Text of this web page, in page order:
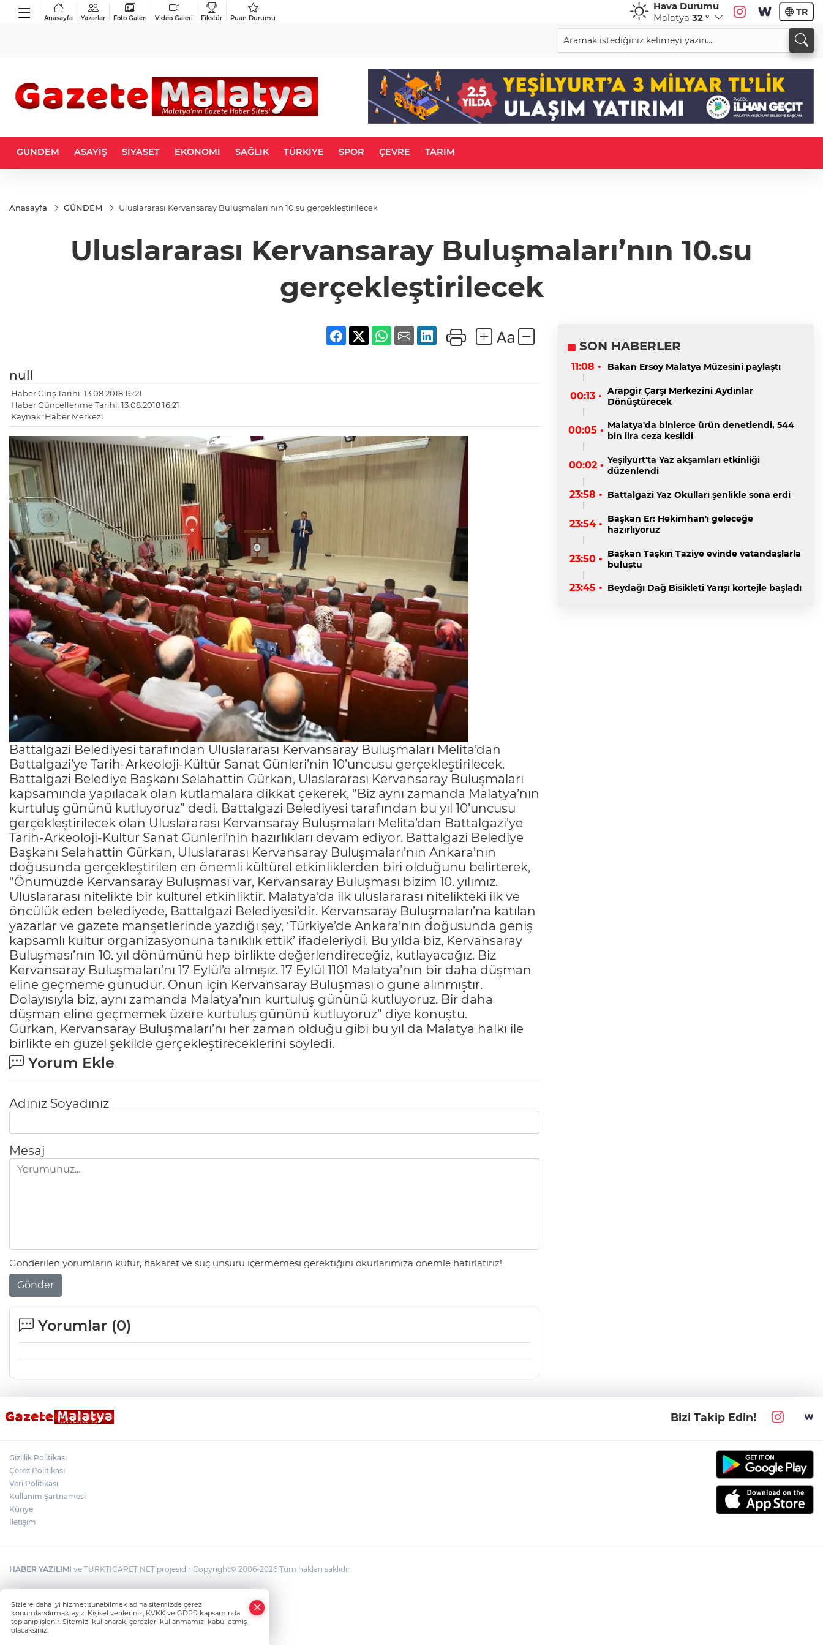
Anasayfa Yazarlar Foto Galeri Video Galeri Fikstür Puan Durumu
Hava Durumu
Malatya 32 ° TR
GÜNDEM ASAYİŞ SİYASET EKONOMİ SAĞLIK TÜRKİYE SPOR ÇEVRE TARIM
Anasayfa GÜNDEM Uluslararası Kervansaray Buluşmaları’nın 10.su gerçekleştirilecek
Uluslararası Kervansaray Buluşmaları’nın 10.su
gerçekleştirilecek
null
Haber Giriş Tarihi: 13.08.2018 16:21
Haber Güncellenme Tarihi: 13.08.2018 16:21
Kaynak: Haber Merkezi
Battalgazi Belediyesi tarafından Uluslararası Kervansaray Buluşmaları Melita’dan
Battalgazi’ye Tarih-Arkeoloji-Kültür Sanat Günleri’nin 10’uncusu gerçekleştirilecek.
Battalgazi Belediye Başkanı Selahattin Gürkan, Ulaslararası Kervansaray Buluşmaları
kapsamında yapılacak olan kutlamalara dikkat çekerek, “Biz aynı zamanda Malatya’nın
kurtuluş gününü kutluyoruz” dedi. Battalgazi Belediyesi tarafından bu yıl 10’uncusu
gerçekleştirilecek olan Uluslararası Kervansaray Buluşmaları Melita’dan Battalgazi’ye
Tarih-Arkeoloji-Kültür Sanat Günleri’nin hazırlıkları devam ediyor. Battalgazi Belediye
Başkanı Selahattin Gürkan, Uluslararası Kervansaray Buluşmaları’nın Ankara’nın
doğusunda gerçekleştirilen en önemli kültürel etkinliklerden biri olduğunu belirterek,
“Önümüzde Kervansaray Buluşması var, Kervansaray Buluşması bizim 10. yılımız.
Uluslararası nitelikte bir kültürel etkinliktir. Malatya’da ilk uluslararası nitelikteki ilk ve
öncülük eden belediyede, Battalgazi Belediyesi’dir. Kervansaray Buluşmaları’na katılan
yazarlar ve gazete manşetlerinde yazdığı şey, ‘Türkiye’de Ankara’nın doğusunda geniş
kapsamlı kültür organizasyonuna tanıklık ettik’ ifadeleriydi. Bu yılda biz, Kervansaray
Buluşması’nın 10. yıl dönümünü hep birlikte değerlendireceğiz, kutlayacağız. Biz
Kervansaray Buluşmaları’nı 17 Eylül’e almışız. 17 Eylül 1101 Malatya’nın bir daha düşman
eline geçmeme günüdür. Onun için Kervansaray Buluşması o güne alınmıştır.
Dolayısıyla biz, aynı zamanda Malatya’nın kurtuluş gününü kutluyoruz. Bir daha
düşman eline geçmemek üzere kurtuluş gününü kutluyoruz” diye konuştu.
Gürkan, Kervansaray Buluşmaları’nı her zaman olduğu gibi bu yıl da Malatya halkı ile
birlikte en güzel şekilde gerçekleştireceklerini söyledi.
Yorum Ekle
Adınız Soyadınız
Mesaj
Gönderilen yorumların küfür, hakaret ve suç unsuru içermemesi gerektiğini okurlarımıza önemle hatırlatırız!
Gönder
Yorumlar (0)
SON HABERLER
11:08 • Bakan Ersoy Malatya Müzesini paylaştı
00:13 • Arapgir Çarşı Merkezini Aydınlar
Dönüştürecek
00:05 • Malatya'da binlerce ürün denetlendi, 544
bin lira ceza kesildi
00:02 • Yeşilyurt'ta Yaz akşamları etkinliği
düzenlendi
23:58 • Battalgazi Yaz Okulları şenlikle sona erdi
23:54 • Başkan Er: Hekimhan'ı geleceğe
hazırlıyoruz
23:50 • Başkan Taşkın Taziye evinde vatandaşlarla
buluştu
23:45 • Beydağı Dağ Bisikleti Yarışı kortejle başladı
Bizi Takip Edin!
Gizlilik Politikası
Çerez Politikası
Veri Politikası
Kullanım Şartnamesi
Künye
İletişim
HABER YAZILIMI ve TURKTICARET.NET projesidir Copyright© 2006-2026 Tüm hakları saklıdır.
Sizlere daha iyi hizmet sunabilmek adına sitemizde çerez
konumlandırmaktayız. Kişisel verileriniz, KVKK ve GDPR kapsamında
toplanıp işlenir. Sitemizi kullanarak, çerezleri kullanmamızı kabul etmiş
olacaksınız.
Whatsapp